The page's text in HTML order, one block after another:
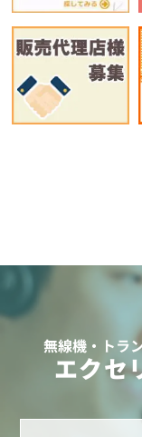
無線機・トラ
エクセ